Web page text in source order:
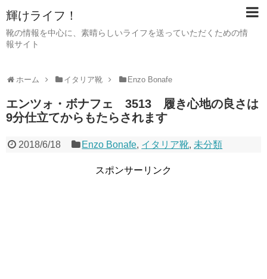
輝けライフ！
靴の情報を中心に、素晴らしいライフを送っていただくための情
報サイト
ホーム イタリア靴 Enzo Bonafe
エンツォ・ボナフェ 3513 履き心地の良さは
9分仕立てからもたらされます
2018/6/18 Enzo Bonafe, イタリア靴, 未分類
スポンサーリンク